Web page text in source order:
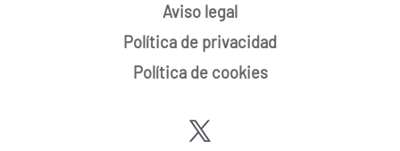
Aviso legal
Política de privacidad
Política de cookies